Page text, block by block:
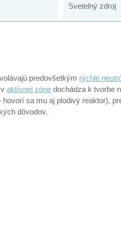
Svetelný zdroj
predovšetkým rýchle
aktívnej zóne dochádza k tvorbe
sa mu aj plodivý reaktor),
dôvodov.